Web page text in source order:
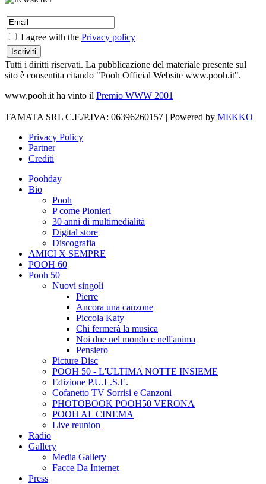
I agree with the Privacy policy
Tutti i diritti riservati. La pubblicazione del materiale presente sul
sito è consentita citando "Pooh Official Website www.pooh.it".
www.pooh.it ha vinto il Premio WWW 2001
TAMATA SRL C.F./P.IVA: 06396260157 | Powered by MEKKO
Privacy Policy
Partner
Crediti
Poohday
Bio
Pooh
P come Pionieri
30 anni di multimedialità
Digital store
Discografia
AMICI X SEMPRE
POOH 60
Pooh 50
Nuovi singoli
Pierre
Ancora una canzone
Piccola Katy
Chi fermerà la musica
Noi due nel mondo e nell'anima
Pensiero
Picture Disc
POOH 50 - L'ULTIMA NOTTE INSIEME
Edizione P.U.L.S.E.
Cofanetto TV Sorrisi e Canzoni
PHOTOBOOK POOH50 VERONA
POOH AL CINEMA
Live reunion
Radio
Gallery
Media Gallery
Facce Da Internet
Press